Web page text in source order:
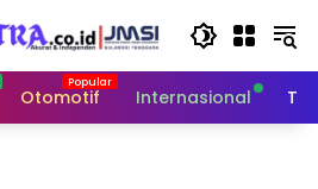
Otomotif Internasional